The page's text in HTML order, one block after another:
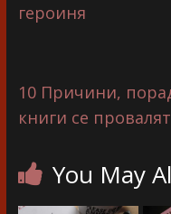
героиня
10 Причини,
книги се провалят
You May